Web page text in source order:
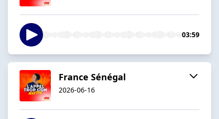
03:59
France Sénégal
2026-06-16